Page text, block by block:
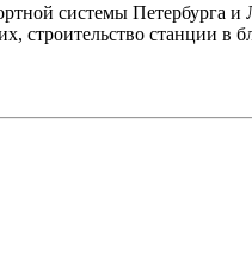
системы Петербурга и
строительство станции в